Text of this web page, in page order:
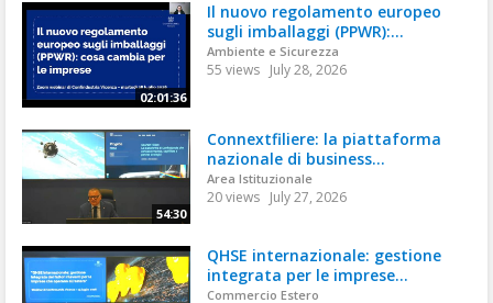
02:01:36
Il nuovo regolamento europeo
sugli imballaggi (PPWR):...
Ambiente e Sicurezza
55 views July 28, 2026
54:30
Connextfiliere: la piattaforma
nazionale di business...
Area Istituzionale
20 views July 27, 2026
QHSE internazionale: gestione
integrata per le imprese...
Commercio Estero